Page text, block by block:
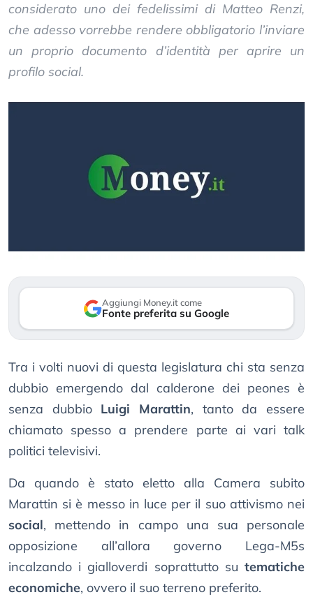
considerato uno dei fedelissimi di Matteo Renzi,
che adesso vorrebbe rendere obbligatorio l’inviare
un proprio documento d’identità per aprire un
profilo social.
Aggiungi Money.it come
Fonte preferita su Google
Tra i volti nuovi di questa legislatura chi sta senza
dubbio emergendo dal calderone dei peones è
senza dubbio Luigi Marattin, tanto da essere
chiamato spesso a prendere parte ai vari talk
politici televisivi.
Da quando è stato eletto alla Camera subito
Marattin si è messo in luce per il suo attivismo nei
social, mettendo in campo una sua personale
opposizione all’allora governo Lega-M5s
incalzando i gialloverdi soprattutto su tematiche
economiche, ovvero il suo terreno preferito.